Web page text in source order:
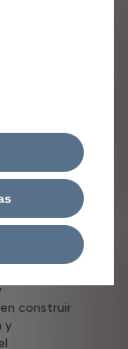
y las
construir
y